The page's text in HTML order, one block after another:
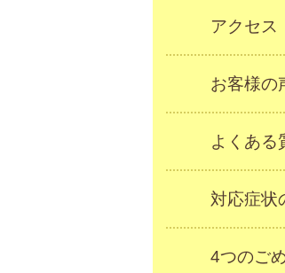
アクセス
お客様の
よくある
対応症状
4つのご